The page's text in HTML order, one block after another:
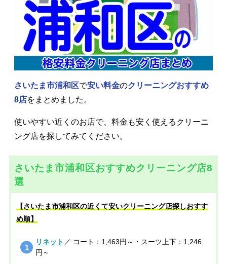
さいたま市浦和区で安い料金のクリーニングおすすめ
8店をまとめました。
使いやすい近くのお店で、料金も安く使えるクリーニ
ング店を探してみてください。
さいたま市浦和区おすすめクリーニング店8
選
【さいたま市浦和区の近くて安いクリーニング店探しおすす
め順】
リネット ／ コート：1,463円～・スーツ上下：1,246
円～